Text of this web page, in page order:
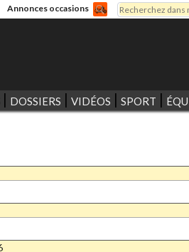
Annonces occasions
Formulaire
Rechercher
DOSSIERS VIDÉOS SPORT